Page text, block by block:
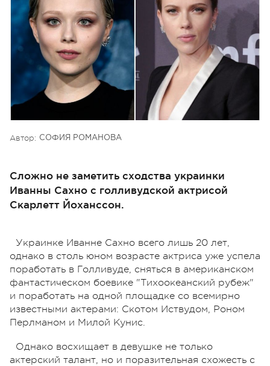
Автор: СОФИЯ РОМАНОВА
Сложно не заметить сходства украинки
Иванны Сахно с голливудской актрисой
Скарлетт Йоханссон.
Украинке Иванне Сахно всего лишь 20 лет,
однако в столь юном возрасте актриса уже успела
поработать в Голливуде, сняться в американском
фантастическом боевике "Тихоокеанский рубеж"
и поработать на одной площадке со всемирно
известными актерами: Скотом Иствудом, Роном
Перлманом и Милой Кунис.
Однако восхищает в девушке не только
актерский талант, но и поразительная схожесть с